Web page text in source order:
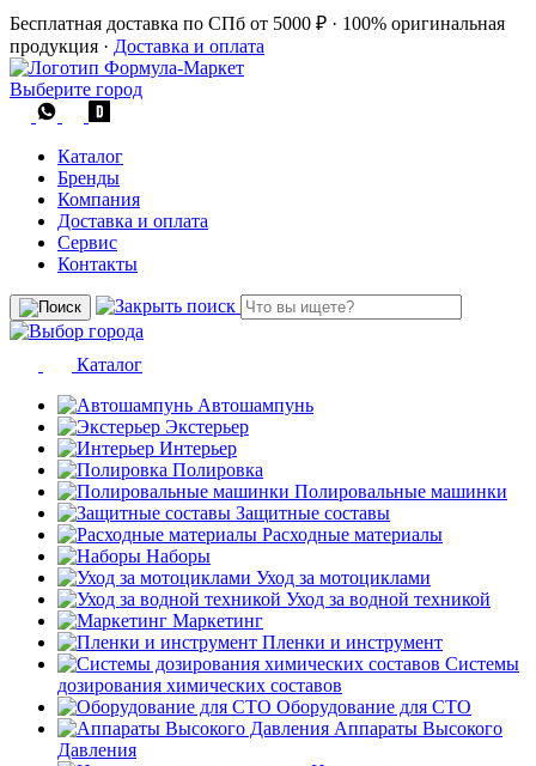
Бесплатная доставка по СПб от 5000 ₽ · 100% оригинальная
продукция · Доставка и оплата
Выберите город
Каталог
Бренды
Компания
Доставка и оплата
Сервис
Контакты
Каталог
Автошампунь
Экстерьер
Интерьер
Полировка
Полировальные машинки
Защитные составы
Расходные материалы
Наборы
Уход за мотоциклами
Уход за водной техникой
Маркетинг
Пленки и инструмент
Системы
дозирования химических составов
Оборудование для СТО
Аппараты Высокого
Давления